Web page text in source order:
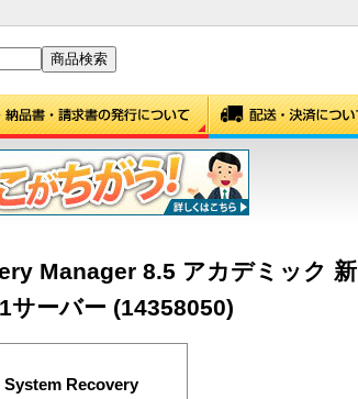
Manager 8.5 アカデミック 新
サーバー (14358050)
Recovery